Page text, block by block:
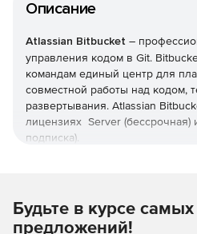
Описание
Atlassian Bitbucket –
управления кодом в Git.
командам единый центр для
совместной работы над кодом,
развертывания. Atlassian
лицензиях Server (бессрочная)
подписка).
Бесплатно для небольших
Будьте в курсе
предложений!